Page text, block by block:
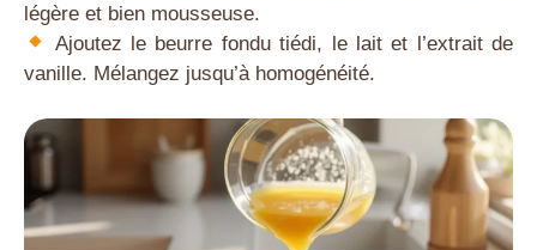
légère et bien mousseuse.
Ajoutez le beurre fondu tiédi, le lait et l’extrait de
vanille. Mélangez jusqu’à homogénéité.